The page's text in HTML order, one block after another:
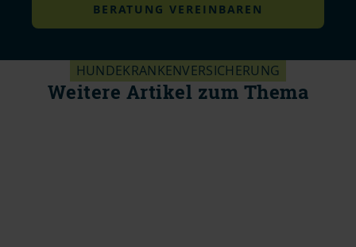
BERATUNG VEREINBAREN
HUNDEKRANKENVERSICHERUNG
Weitere Artikel zum Thema